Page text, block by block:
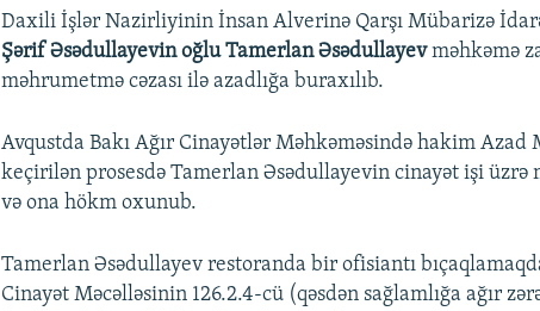
Daxili İşlər Nazirliyinin İnsan Alverinə Qarşı Mübarizə
Şərif Əsədullayevin oğlu Tamerlan Əsədullayevməhkəmə
məhrumetmə cəzası ilə azadlığa buraxılıb.
Avqustda Bakı Ağır Cinayətlər Məhkəməsində hakim
keçirilən prosesdə Tamerlan Əsədullayevin cinayət işi üzrə
və ona hökm oxunub.
Tamerlan Əsədullayev restoranda bir ofisiantı
Cinayət Məcəlləsinin 126.2.4-cü (qəsdən sağlamlığa ağır